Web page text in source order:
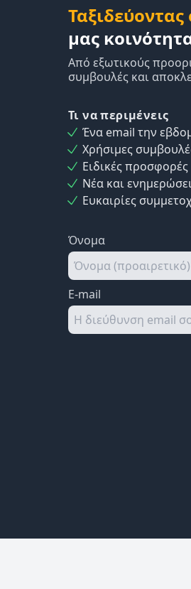
μας
Από εξωτικούς
συμβουλές και
Τι να περιμένεις
Ένα email την
Χρήσιμες
Ειδικές προσφορές
Νέα και
Ευκαιρίες
Όνομα
E-mail